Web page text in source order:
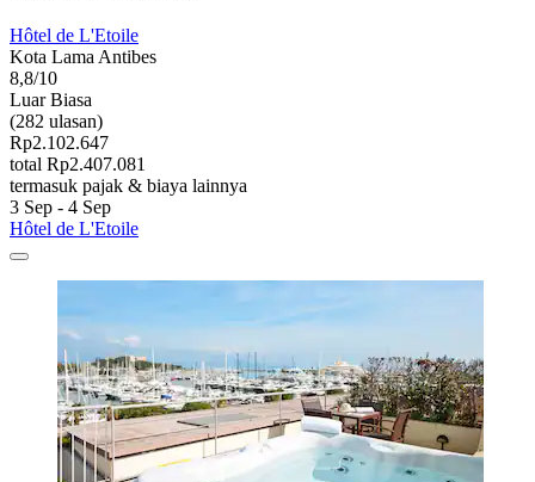
Hôtel de L'Etoile
Kota Lama Antibes
8,8/10
Luar Biasa
(282 ulasan)
Rp2.102.647
total Rp2.407.081
termasuk pajak & biaya lainnya
3 Sep - 4 Sep
Hôtel de L'Etoile